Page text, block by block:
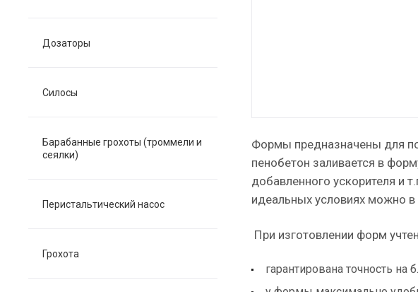
Формы предназначены для
пенобетон заливается в
добавленного ускорителя и
идеальных условиях можно
При изготовлении форм
гарантирована точность
Дозаторы
Силосы
Барабанные грохоты (троммели и
сеялки)
Перистальтический насос
Грохота